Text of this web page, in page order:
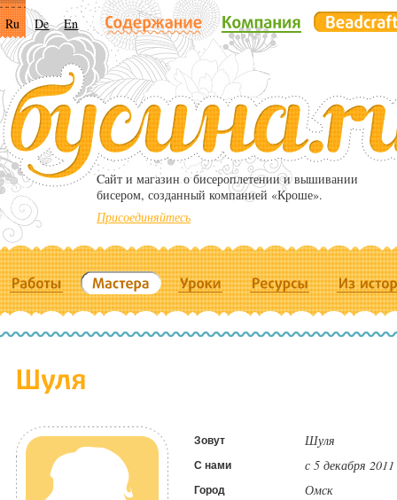
Ru De En
Cайт и магазин о бисероплетении и вышивании
бисером, созданный компанией «Кроше».
Присоединяйтесь
Зовут Шуля
С нами с 5 декабря 2011
Город Омск